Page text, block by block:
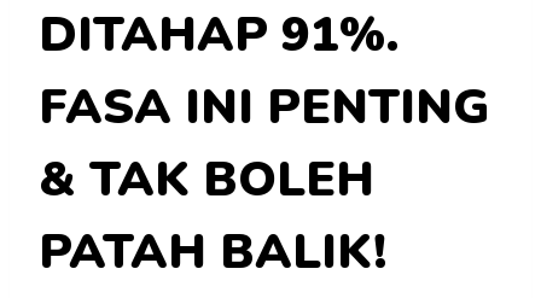
DITAHAP 91%.
FASA INI PENTING
& TAK BOLEH
PATAH BALIK!